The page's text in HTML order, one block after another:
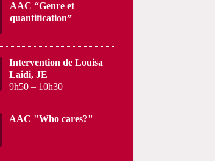
AAC “Genre et
quantification”
Intervention de Louisa
Laidi, JE
9h50 – 10h30
AAC "Who cares?"